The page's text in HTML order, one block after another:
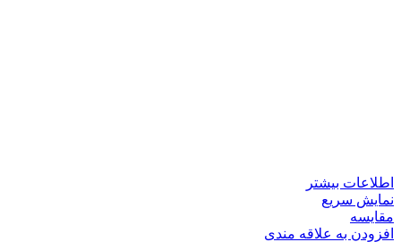
اطلاعات بیشتر
نمایش سریع
مقايسه
افزودن به علاقه مندی